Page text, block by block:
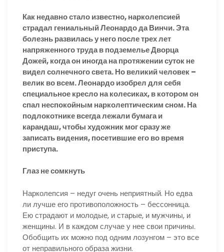
Как недавно стало известно, нарколепсией
страдал гениальный Леонардо да Винчи. Эта
болезнь развилась у него после трех лет
напряженного труда в подземелье Дворца
Дожей, когда он иногда на протяжении суток не
видел солнечного света. Но великий человек –
велик во всем. Леонардо изобрел для себя
специальное кресло на колесиках, в котором он
спал неспокойным нарколептическим сном. На
подлокотнике всегда лежали бумага и
карандаш, чтобы художник мог сразу же
записать видения, посетившие его во время
приступа.
Глаз не сомкнуть
Нарколепсия – недуг очень неприятный. Но едва
ли лучше его противоположность – бессонница.
Ею страдают и молодые, и старые, и мужчины, и
женщины. И в каждом случае у нее свои причины.
Обобщить их можно под одним лозунгом – это все
от неправильного образа жизни.